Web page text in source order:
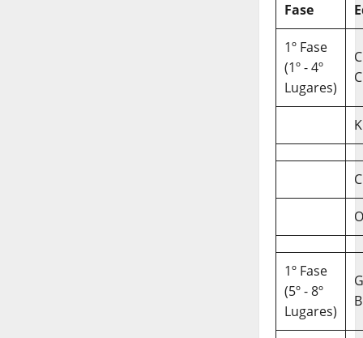
Fase
1º Fase
(1º - 4º
Lugares)
C
1º Fase
(5º - 8º
Lugares)
B